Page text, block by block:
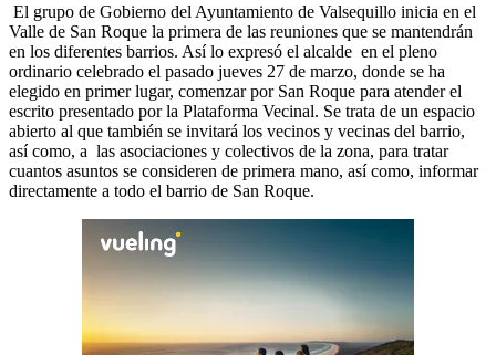
El grupo de Gobierno del Ayuntamiento de Valsequillo inicia en el
Valle de San Roque la primera de las reuniones que se mantendrán
en los diferentes barrios. Así lo expresó el alcalde en el pleno
ordinario celebrado el pasado jueves 27 de marzo, donde se ha
elegido en primer lugar, comenzar por San Roque para atender el
escrito presentado por la Plataforma Vecinal. Se trata de un espacio
abierto al que también se invitará los vecinos y vecinas del barrio,
así como, a las asociaciones y colectivos de la zona, para tratar
cuantos asuntos se consideren de primera mano, así como, informar
directamente a todo el barrio de San Roque.